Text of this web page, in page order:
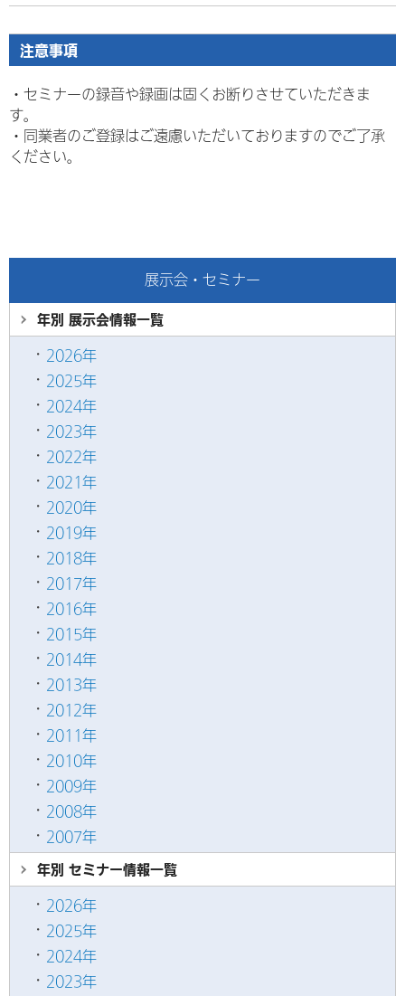
注意事項
・セミナーの録音や録画は固くお断りさせていただきま
す。
・ 同業者のご登録はご遠慮いただいておりますのでご了承
ください。
展示会・セミナー
年別 展示会情報一覧
2026年
2025年
2024年
2023年
2022年
2021年
2020年
2019年
2018年
2017年
2016年
2015年
2014年
2013年
2012年
2011年
2010年
2009年
2008年
2007年
年別 セミナー情報一覧
2026年
2025年
2024年
2023年